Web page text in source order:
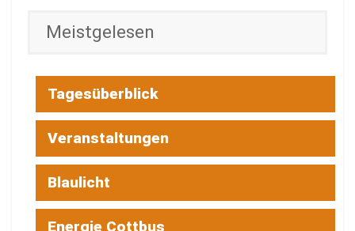
Meistgelesen
Tagesüberblick
Veranstaltungen
Blaulicht
Energie Cottbus